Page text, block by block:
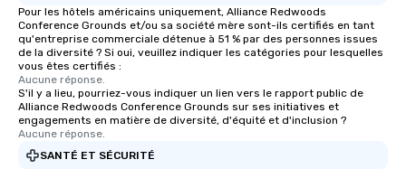
Pour les hôtels américains uniquement, Alliance Redwoods
Conference Grounds et/ou sa société mère sont-ils certifiés en tant
qu'entreprise commerciale détenue à 51 % par des personnes issues
de la diversité ? Si oui, veuillez indiquer les catégories pour lesquelles
vous êtes certifiés :
Aucune réponse.
S'il y a lieu, pourriez-vous indiquer un lien vers le rapport public de
Alliance Redwoods Conference Grounds sur ses initiatives et
engagements en matière de diversité, d'équité et d'inclusion ?
Aucune réponse.
SANTÉ ET SÉCURITÉ